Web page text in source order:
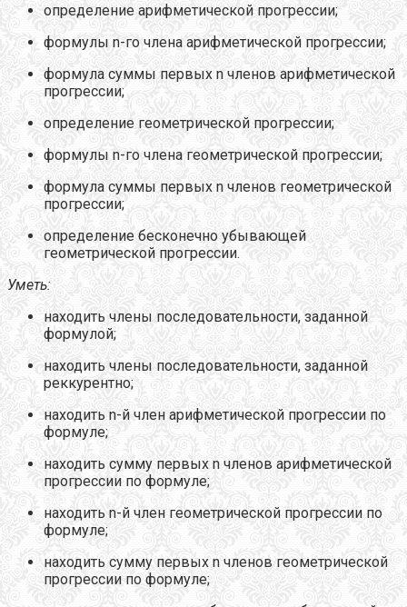
определение арифметической прогрессии;
формулы n-го члена арифметической прогрессии;
формула суммы первых n членов арифметической
прогрессии;
определение геометрической прогрессии;
формулы n-го члена геометрической прогрессии;
формула суммы первых n членов геометрической
прогрессии;
определение бесконечно убывающей
геометрической прогрессии.
Уметь:
находить члены последовательности, заданной
формулой;
находить члены последовательности, заданной
реккурентно;
находить n-й член арифметической прогрессии по
формуле;
находить сумму первых n членов арифметической
прогрессии по формуле;
находить n-й член геометрической прогрессии по
формуле;
находить сумму первых n членов геометрической
прогрессии по формуле;